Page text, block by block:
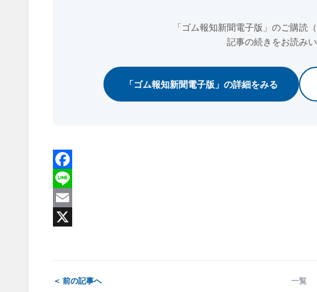
「ゴム報知新聞電子版」のご購読
記事の続きをお読みい
「ゴム報知新聞電子版」の詳細をみる
Facebook
Line
Email
＜ 前の記事へ 一覧